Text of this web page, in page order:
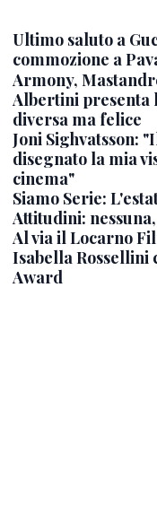
Ultimo saluto a
commozione a
Armony,
Albertini presenta
diversa ma felice
Joni Sighvatsson:
disegnato la mia
cinema"
Siamo Serie:
Attitudini:
Al via il Locarno
Isabella Rossellini
Award